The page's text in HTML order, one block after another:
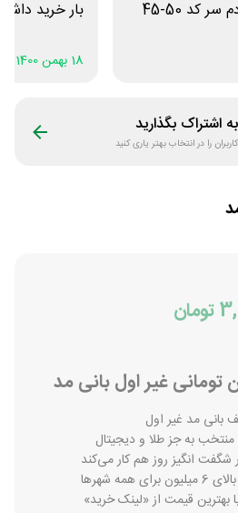
خوبم که نمیده. بعد مردم سر کد 50-45
بار خرید
نداشتم چون
18 بهمن 1400 - 03:48
اشتراک بگذارید
را در انتخاب بهتر یاری کنید
منتخب به جز طلا و دیجیتال
انگیز روز هم کار می‌کند
شهرها
بهترین قیمت از «لینک خرید»